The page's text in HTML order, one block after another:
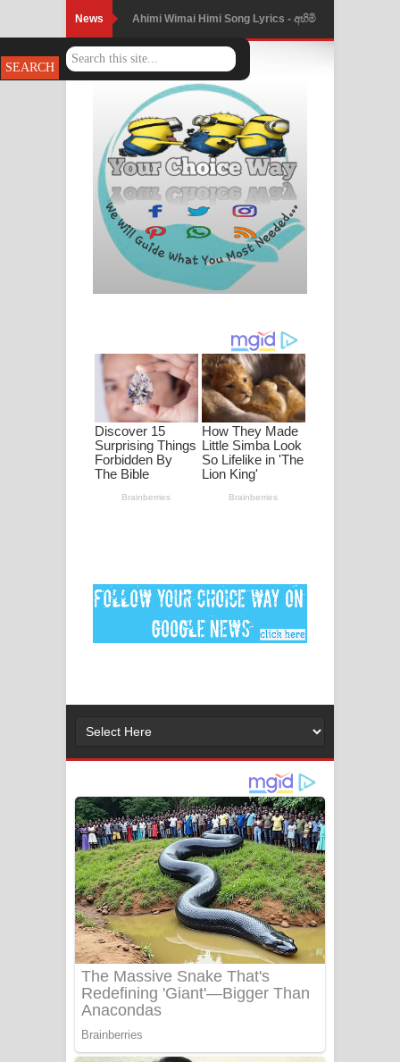
News Ahimi Wimai Himi Song Lyrics - අහිමි
විමයි හිමි ගීතයේ පද පෙළ
Mathaka Parana Song Lyrics - මතක
පාරනා ගීතයේ පද පෙළ
Nimnadhen Song Lyrics - නිම්නාදෙන්
ගීතයේ පද පෙළ
Obamai Mage Adare Song Lyrics -
ඔබමයි මගේ ආදරේ ගීතයේ පද පෙළ
ගීතයේ පද පෙළ
Ankeliya Song Lyrics - අංකෙළිය ගීතයේ
පද පෙළ
DEAR GOD Song Lyrics - ඩියර් ගෝඩ්
මනමාල කතා ගීතයේ පද පෙළ
Dai Dai Lyrics - Shakira, Burna Boy |
අම්මා ගීතයේ පද පෙළ
ගීතයේ පද පෙළ
Niwuna Numba Hinda Song Lyrics -
නිවුනා නුඹ හින්දා ගීතයේ පද පෙළ
Numba Dun Aadare Song Lyrics - නුඹ
දුන් ආදරේ ගීතයේ පද පෙළ
Liyamuda Dan Anagathe Song Lyrics
- ලියමුද දැන් අනාගතේ ගීතයේ පද පෙළ